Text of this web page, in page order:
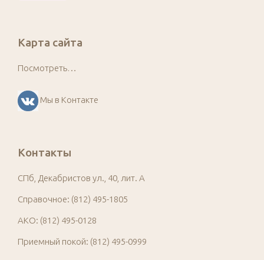
Карта сайта
Посмотреть…
Мы в Контакте
Контакты
СПб, Декабристов ул., 40, лит. А
Справочное: (812) 495-1805
АКО: (812) 495-0128
Приемный покой: (812) 495-0999